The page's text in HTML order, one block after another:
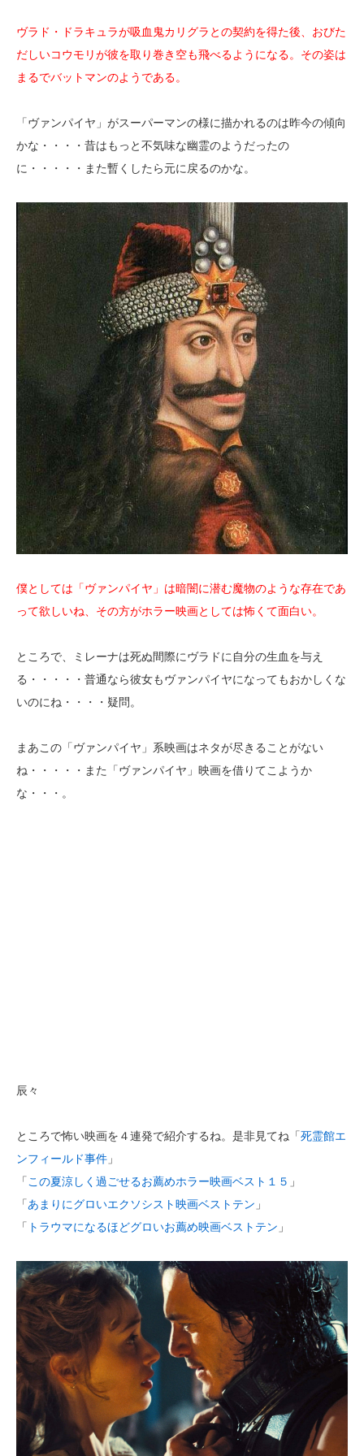
ヴラド・ドラキュラが吸血鬼カリグラとの契約を得た後、おびた
だしいコウモリが彼を取り巻き空も飛べるようになる。その姿は
まるでバットマンのようである。
「ヴァンパイヤ」がスーパーマンの様に描かれるのは昨今の傾向
かな・・・・昔はもっと不気味な幽霊のようだったの
に・・・・・また暫くしたら元に戻るのかな。
僕としては「ヴァンパイヤ」は暗闇に潜む魔物のような存在であ
って欲しいね、その方がホラー映画としては怖くて面白い。
ところで、ミレーナは死ぬ間際にヴラドに自分の生血を与え
る・・・・・普通なら彼女もヴァンパイヤになってもおかしくな
いのにね・・・・疑問。
まあこの「ヴァンパイヤ」系映画はネタが尽きることがない
ね・・・・・また「ヴァンパイヤ」映画を借りてこようか
な・・・。
辰々
ところで怖い映画を４連発で紹介するね。是非見てね「死霊館エ
ンフィールド事件 」
「この夏涼しく過ごせるお薦めホラー映画ベスト１５ 」
「あまりにグロいエクソシスト映画ベストテン 」
「 トラウマになるほどグロいお薦め映画ベストテン 」